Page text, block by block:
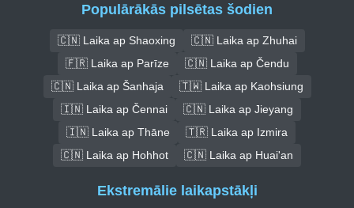
Populārākās pilsētas šodien
🇨🇳 Laika ap Shaoxing
🇨🇳 Laika ap Zhuhai
🇫🇷 Laika ap Parīze
🇨🇳 Laika ap Čendu
🇨🇳 Laika ap Šanhaja
🇹🇼 Laika ap Kaohsiung
🇮🇳 Laika ap Čennai
🇨🇳 Laika ap Jieyang
🇮🇳 Laika ap Thāne
🇹🇷 Laika ap Izmira
🇨🇳 Laika ap Hohhot
🇨🇳 Laika ap Huai'an
Ekstremālie laikapstākļi